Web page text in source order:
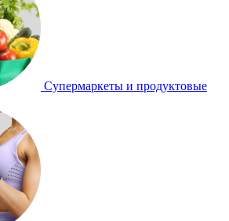
Супермаркеты и продуктовые